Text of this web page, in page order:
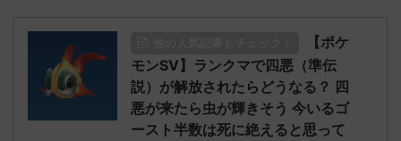
【ポケ
モンSV】ランクマで四悪（準伝
説）が解放されたらどうなる？ 四
悪が来たら虫が輝きそう 今いるゴ
ースト半数は死に絶えると思って